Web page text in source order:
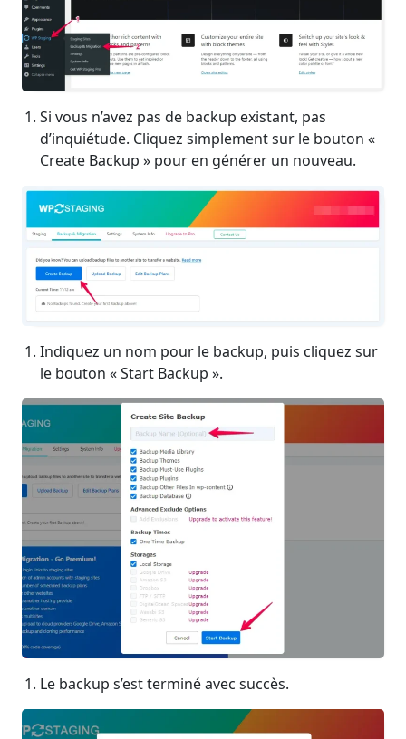
Si vous n’avez pas de backup existant, pas
d’inquiétude. Cliquez simplement sur le bouton «
Create Backup » pour en générer un nouveau.
Indiquez un nom pour le backup, puis cliquez sur
le bouton « Start Backup ».
Le backup s’est terminé avec succès.